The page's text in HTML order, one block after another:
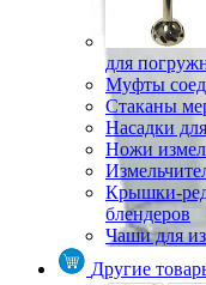
для
Муфты
Стаканы
Насадки
Ножи
Крышки-
блендеров
Чаши для
Другие